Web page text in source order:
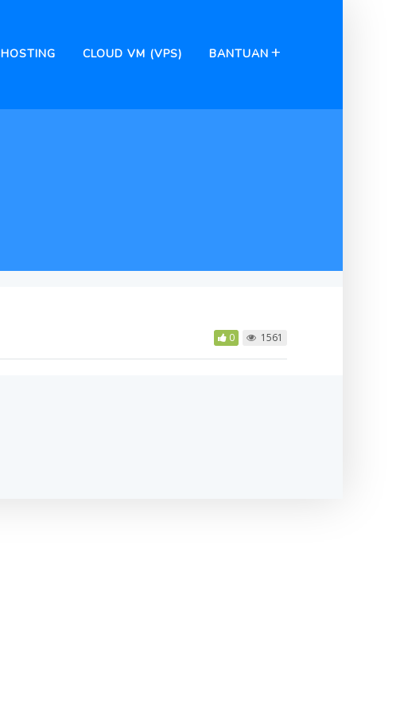
HOSTING CLOUD VM (VPS) BANTUAN
0 1561